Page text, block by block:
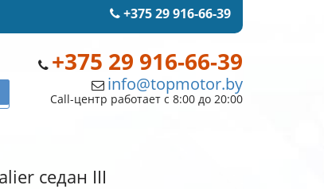
+375 29 916-66-39
+375 29 916-66-39
info@topmotor.by
Call-центр работает с 8:00 до 20:00
седан III